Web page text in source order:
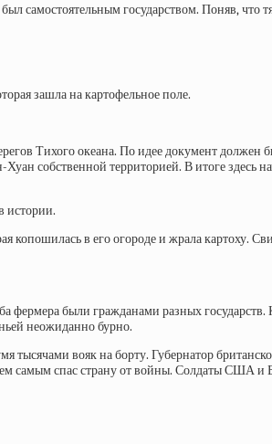
былсамостоятельным государством. Поняв, что
зашла на картофельное поле.
Тихого океана. По идее документ
собственной территорией. В итоге здесь
истории.
в его огороде и жрала картоху.
были гражданами разных государств.
неожиданно бурно.
вояк на борту. Губернатор
самым спас страну от войны. Солдаты США и